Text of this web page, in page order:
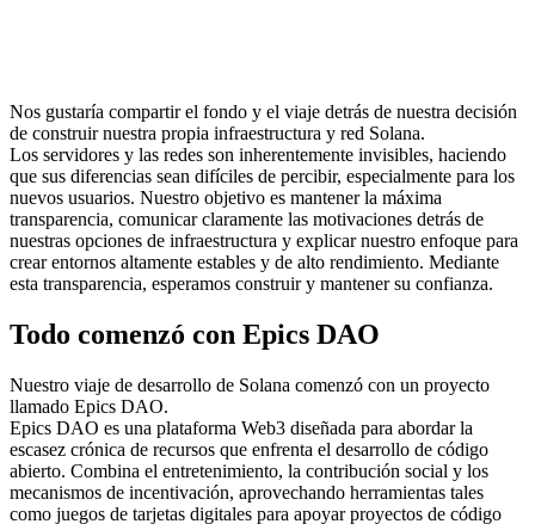
Nos gustaría compartir el fondo y el viaje detrás de nuestra decisión
de construir nuestra propia infraestructura y red Solana.
Los servidores y las redes son inherentemente invisibles, haciendo
que sus diferencias sean difíciles de percibir, especialmente para los
nuevos usuarios. Nuestro objetivo es mantener la máxima
transparencia, comunicar claramente las motivaciones detrás de
nuestras opciones de infraestructura y explicar nuestro enfoque para
crear entornos altamente estables y de alto rendimiento. Mediante
esta transparencia, esperamos construir y mantener su confianza.
Todo comenzó con Epics DAO
Nuestro viaje de desarrollo de Solana comenzó con un proyecto
llamado Epics DAO.
Epics DAO es una plataforma Web3 diseñada para abordar la
escasez crónica de recursos que enfrenta el desarrollo de código
abierto. Combina el entretenimiento, la contribución social y los
mecanismos de incentivación, aprovechando herramientas tales
como juegos de tarjetas digitales para apoyar proyectos de código